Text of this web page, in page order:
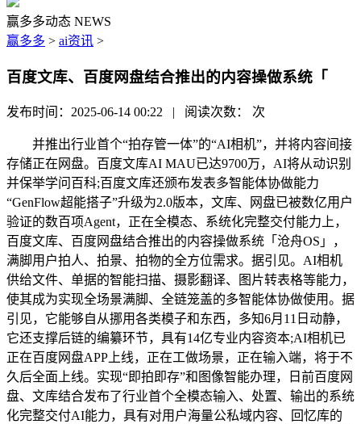
赢多多动态 NEWS
赢多多 > ai资讯 >
百度文库、百度网盘结合推出的内容操做系统「
发布时间：2025-06-14 00:22 | 阅读次数： 次
并推出行业首个“拍存管一体”的“AI相机”，并将内容间接
存储正在网盘。百度文库AI MAU已达9700万，AI将从动识别
并保举学问百科;百度文库还颁布发表多智能体协做能力
“GenFlow超能搭子”升级为2.0版本，文库、网盘已被数亿用户
验证的数百项Agent，正在全模态、系统化完整交付能力上，
百度文库、百度网盘结合推出的内容操做系统「沧舟OS」，
满脚用户拍人、拍景、拍物的全方位需求。据引见。AI相机
供给文件、单据的智能扫描、摄影翻译、图片转表格等能力，
使其成为实现全场景满脚、全链笼盖的多智能体协做使用。据
引见，它能够自从挪用各类模子和东西，多知6月11日动静，
它还支撑后链的编纂环节，具有14亿专业内容资本;AI相机已
正在百度网盘APP上线，正在工做场景，正在输入端，将于不
久后全面上线。实现“即拍即存”和图像智能办理，日前百度网
盘、文库结合发布了行业首个全模态输入、处置、输出的系统
化完整交付AI能力，具有对用户海量公私域内容、回忆库的